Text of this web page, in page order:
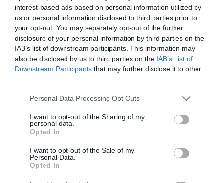
interest-based ads based on personal information utilized by
us or personal information disclosed to third parties prior to
your opt-out. You may separately opt-out of the further
disclosure of your personal information by third parties on the
IAB’s list of downstream participants. This information may
also be disclosed by us to third parties on the IAB’s List of
Downstream Participants that may further disclose it to other
Personal Data Processing Opt Outs
I want to opt-out of the Sharing of my
personal data.
Opted In
I want to opt-out of the Sale of my
Personal Data.
Opted In
medibles y eficaces. De este modo, los
ciudadanos pueden satisfacer todas las
necesidades: trabajo, vivienda, comercio, sanidad,
educación y ocio, en 15 minutos de radio,
reduciendo sus emisiones de CO₂. Por eso, se
de Google de forma gratuita
Mantente informado con las últimas noticias de
actualidad